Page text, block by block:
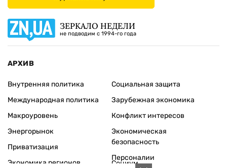
ЗЕРКАЛО НЕДЕЛИ
не подводим с 1994-го года
АРХИВ
Внутренняя политика
Международная политика
Макроуровень
Энергорынок
Приватизация
Экономика регионов
Социальная защита
Зарубежная экономика
Конфликт интересов
Экономическая
безопасность
Персоналии
Социум